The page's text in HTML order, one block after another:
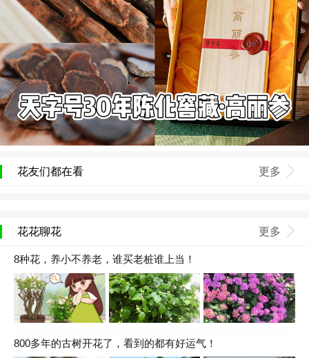
花友们都在看 更多
花花聊花 更多
8种花，养小不养老，谁买老桩谁上当！
800多年的古树开花了，看到的都有好运气！